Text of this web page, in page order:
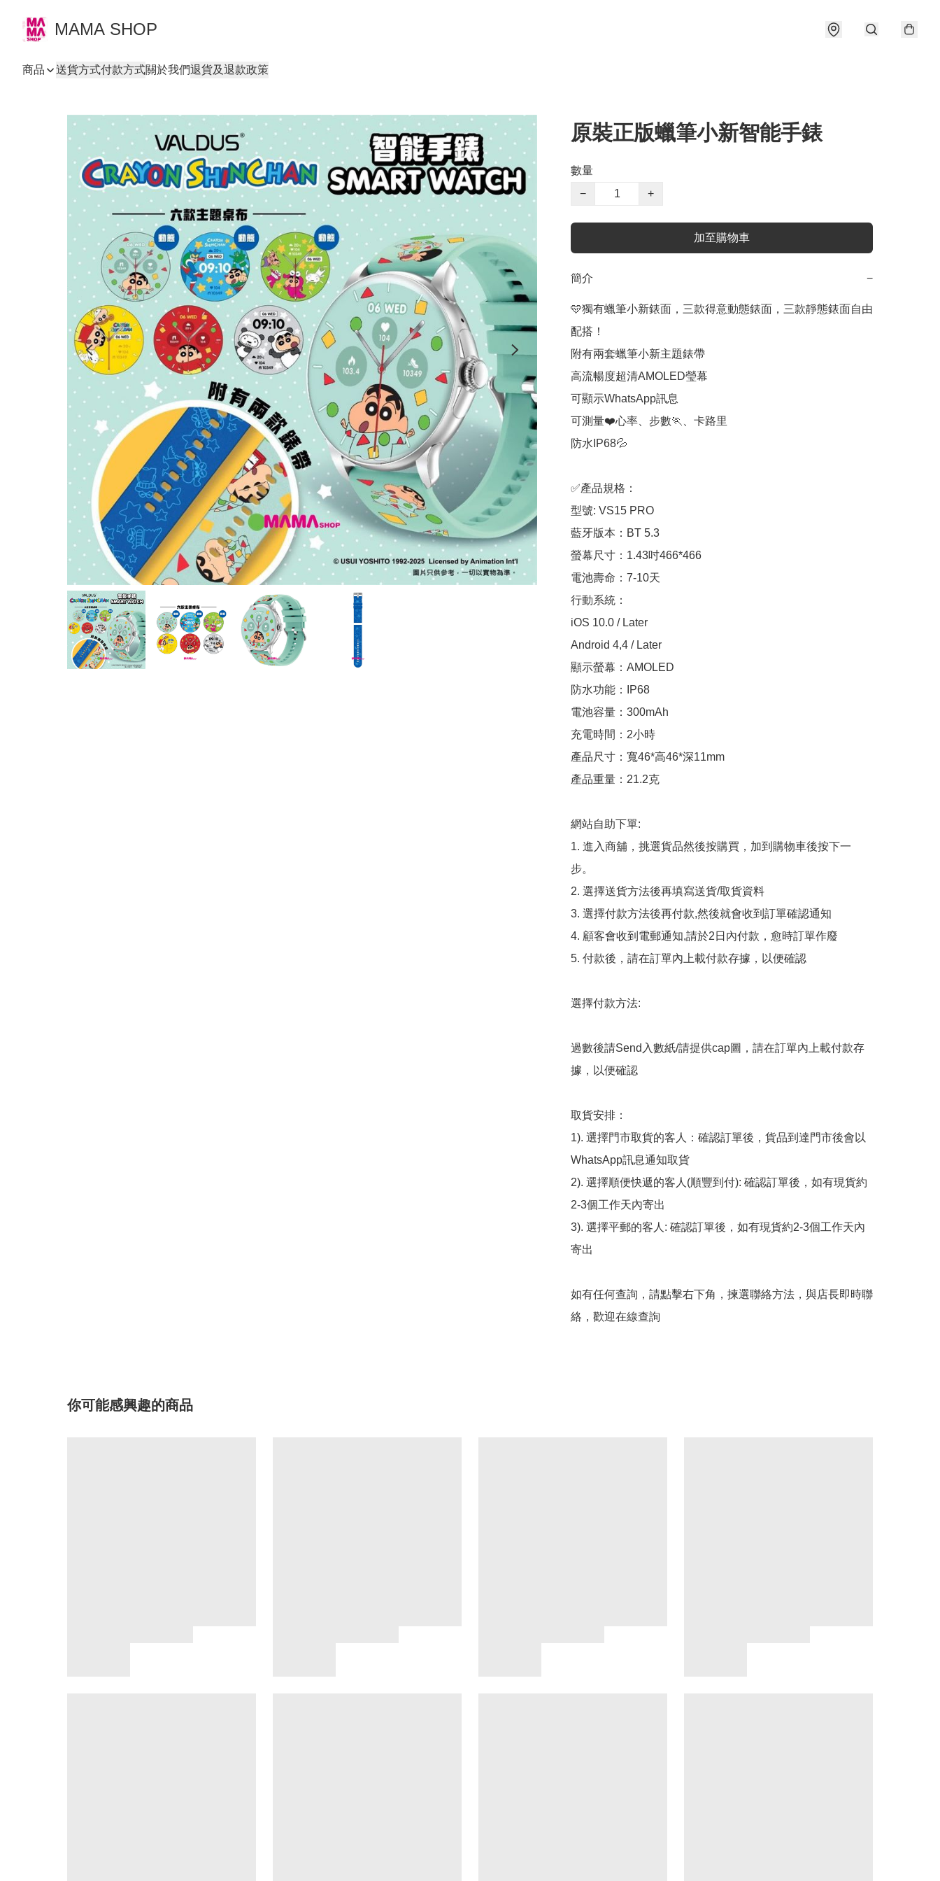
MAMA SHOP
商品 送貨方式付款方式關於我們退貨及退款政策
原裝正版蠟筆小新智能手錶
數量
−
+
加至購物車
簡介 −
🩵獨有蠟筆小新錶面，三款得意動態錶面，三款靜態錶面自由
配搭！
附有兩套蠟筆小新主題錶帶
高流暢度超清AMOLED瑩幕
可顯示WhatsApp訊息
可測量❤️心率、步數🏃、卡路里
防水IP68💦
✅產品規格：
型號: VS15 PRO
藍牙版本：BT 5.3
螢幕尺寸：1.43吋466*466
電池壽命：7-10天
行動系統：
iOS 10.0 / Later
Android 4,4 / Later
顯示螢幕：AMOLED
防水功能：IP68
電池容量：300mAh
充電時間：2小時
產品尺寸：寬46*高46*深11mm
產品重量：21.2克
網站自助下單:
1. 進入商舖，挑選貨品然後按購買，加到購物車後按下一
步。
2. 選擇送貨方法後再填寫送貨/取貨資料
3. 選擇付款方法後再付款,然後就會收到訂單確認通知
4. 顧客會收到電郵通知,請於2日內付款，愈時訂單作廢
5. 付款後，請在訂單內上載付款存據，以便確認
選擇付款方法:
過數後請Send入數紙/請提供cap圖，請在訂單內上載付款存
據，以便確認
取貨安排：
1). 選擇門市取貨的客人：確認訂單後，貨品到達門市後會以
WhatsApp訊息通知取貨
2). 選擇順便快遞的客人(順豐到付): 確認訂單後，如有現貨約
2-3個工作天內寄出
3). 選擇平郵的客人: 確認訂單後，如有現貨約2-3個工作天內
寄出
如有任何查詢，請點擊右下角，揀選聯絡方法，與店長即時聯
絡，歡迎在線查詢
你可能感興趣的商品